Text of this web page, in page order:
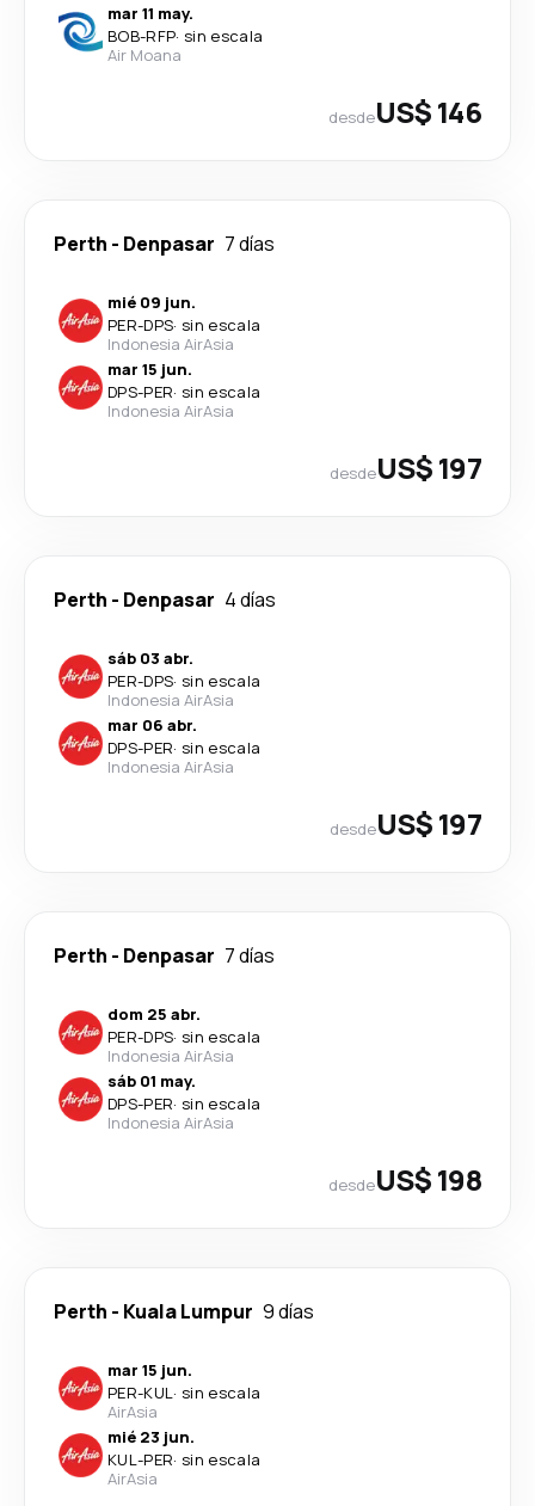
mar 11 may.
BOB-RFP· sin escala
Air Moana
desdeUS$ 146
Perth - Denpasar 7 días
mié 09 jun.
PER-DPS· sin escala
Indonesia AirAsia
mar 15 jun.
DPS-PER· sin escala
Indonesia AirAsia
desdeUS$ 197
Perth - Denpasar 4 días
sáb 03 abr.
PER-DPS· sin escala
Indonesia AirAsia
mar 06 abr.
DPS-PER· sin escala
Indonesia AirAsia
desdeUS$ 197
Perth - Denpasar 7 días
dom 25 abr.
PER-DPS· sin escala
Indonesia AirAsia
sáb 01 may.
DPS-PER· sin escala
Indonesia AirAsia
desdeUS$ 198
Perth - Kuala Lumpur 9 días
mar 15 jun.
PER-KUL· sin escala
AirAsia
mié 23 jun.
KUL-PER· sin escala
AirAsia